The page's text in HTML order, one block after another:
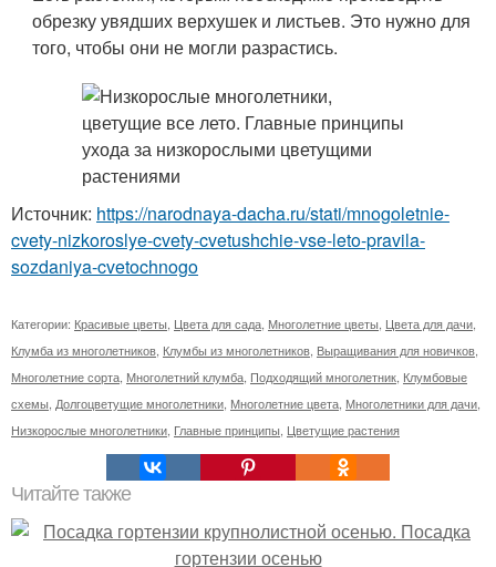
обрезку увядших верхушек и листьев. Это нужно для
того, чтобы они не могли разрастись.
Источник: https://narodnaya-dacha.ru/stati/mnogoletnie-
cvety-nizkoroslye-cvety-cvetushchie-vse-leto-pravila-
sozdaniya-cvetochnogo
Категории: Красивые цветы Цвета для сада Многолетние цветы Цвета для дачи
Клумба из многолетников Клумбы из многолетников Выращивания для новичков
Многолетние сорта Многолетний клумба Подходящий многолетник Клумбовые
схемы Долгоцветущие многолетники Многолетние цвета Многолетники для дачи
Низкорослые многолетники Главные принципы Цветущие растения
Читайте также